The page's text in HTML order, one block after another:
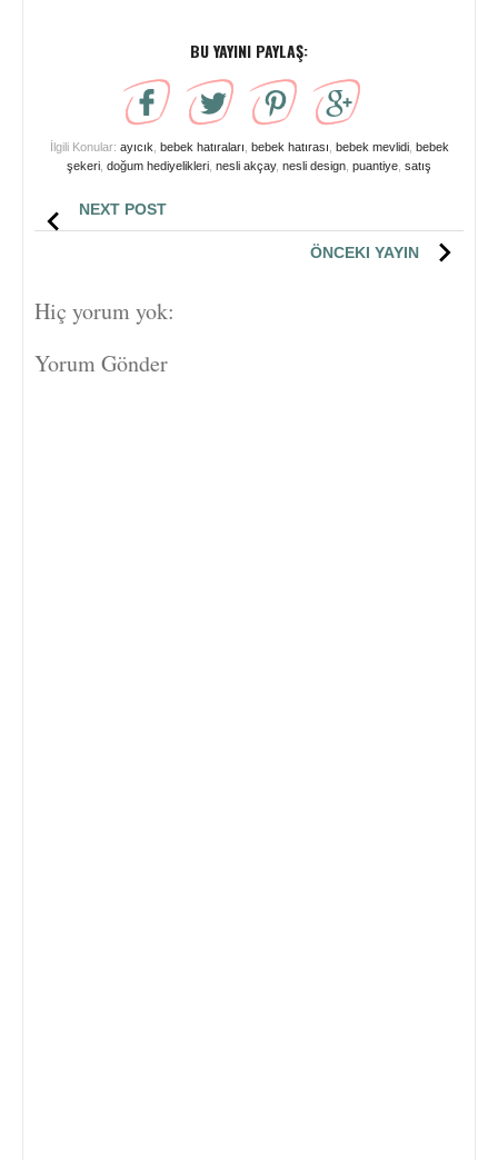
BU YAYINI PAYLAŞ:
İlgili Konular: ayıcık bebek hatıraları bebek hatırası bebek mevlidi, bebek
şekeri doğum hediyelikleri nesli akçay, nesli design puantiye satış
NEXT POST
ÖNCEKI YAYIN
Hiç yorum yok:
Yorum Gönder